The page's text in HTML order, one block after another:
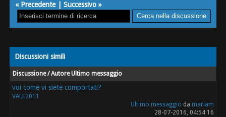
« Precedente|Successivo »
Discussioni simili
Discussione / Autore Ultimo messaggio
voi come vi siete comportati?
VALE2011
Ultimo messaggio da mariam
28-07-2016, 04:54 16